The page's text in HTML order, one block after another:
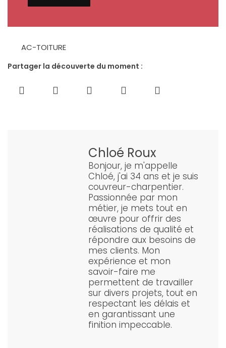
AC-TOITURE
Partager la découverte du moment :
Chloé Roux
Bonjour, je m'appelle
Chloé, j'ai 34 ans et je suis
couvreur-charpentier.
Passionnée par mon
métier, je mets tout en
œuvre pour offrir des
réalisations de qualité et
répondre aux besoins de
mes clients. Mon
expérience et mon
savoir-faire me
permettent de travailler
sur divers projets, tout en
respectant les délais et
en garantissant une
finition impeccable.